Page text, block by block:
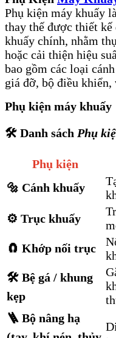
Phụ kiện máy khuấy
thay thế được thiết
khuấy chính, nhằm
hoặc cải thiện hiệu
bao gồm các loại
giá đỡ, bộ điều
Phụ kiện máy khuấy
🛠️ Danh sách Phụ
Phụ kiện
🔩 Cánh khuấy
⚙️ Trục khuấy
🧲 Khớp nối trục
🛠 Bệ gá / khung
kẹp
🪜 Bộ nâng hạ